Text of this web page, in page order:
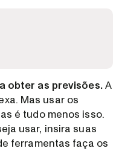
obter as previsões.A
Mas usar os
é tudo menos isso.
usar, insira suas
ferramentas faça os